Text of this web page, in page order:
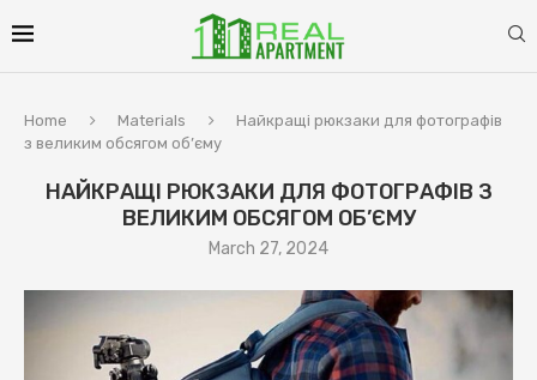
Home Materials
Найкращі рюкзаки для фотографів
з великим обсягом об’єму
НАЙКРАЩІ РЮКЗАКИ ДЛЯ ФОТОГРАФІВ З
ВЕЛИКИМ ОБСЯГОМ ОБ’ЄМУ
March 27, 2024